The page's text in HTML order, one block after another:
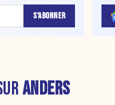
S'ABONNER
ANDERS